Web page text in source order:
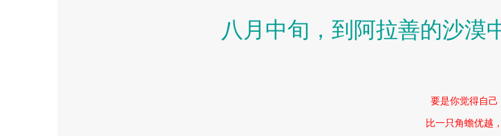
八月中旬，到阿拉善的沙漠
要是你觉得自己
比一只角蟾优越，